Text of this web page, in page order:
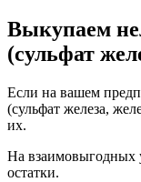
Выкупаем
(сульфат
Если на вашем
(сульфат железа,
их.
На взаимовыгодных
остатки.